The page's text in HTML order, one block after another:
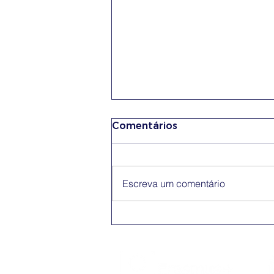
Comentários
Escreva um comentário